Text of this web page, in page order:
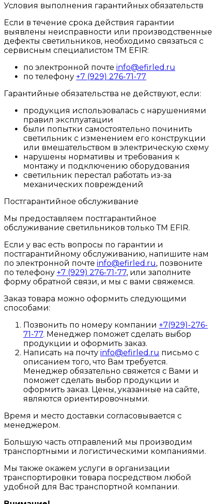
Условия выполнения гарантийных обязательств
Если в течение срока действия гарантии
выявлены неисправности или производственные
дефекты светильников, необходимо связаться с
сервисным специалистом ТМ EFIR:
по электронной почте info@efirled.ru
по телефону +7 (929) 276-71-77
Гарантийные обязательства не действуют, если:
продукция использовалась с нарушениями
правил эксплуатации
были попытки самостоятельно починить
светильник с изменением его конструкции
или вмешательством в электрическую схему
нарушены нормативы и требования к
монтажу и подключению оборудования
светильник перестал работать из-за
механических повреждений
Постгарантийное обслуживание
Мы предоставляем постгарантийное
обслуживание светильников только ТМ EFIR.
Если у вас есть вопросы по гарантии и
постгарантийному обслуживанию, напишите нам
по электронной почте info@efirled.ru, позвоните
по телефону +7 (929) 276-71-77, или заполните
форму обратной связи, и мы с вами свяжемся.
Заказ товара можно оформить следующими
способами:
Позвонить по номеру компании +7(929)-276-
71-77. Менеджер поможет сделать выбор
продукции и оформить заказ.
Написать на почту info@efirled.ru письмо с
описанием того, что Вам требуется.
Менеджер обязательно свяжется с Вами и
поможет сделать выбор продукции и
оформить заказ. Цены, указанные на сайте,
являются ориентировочными.
Время и место доставки согласовывается с
менеджером.
Большую часть отправлений мы производим
транспортными и логистическими компаниями.
Мы также окажем услуги в организации
транспортировки товара посредством любой
удобной для Вас транспортной компании.